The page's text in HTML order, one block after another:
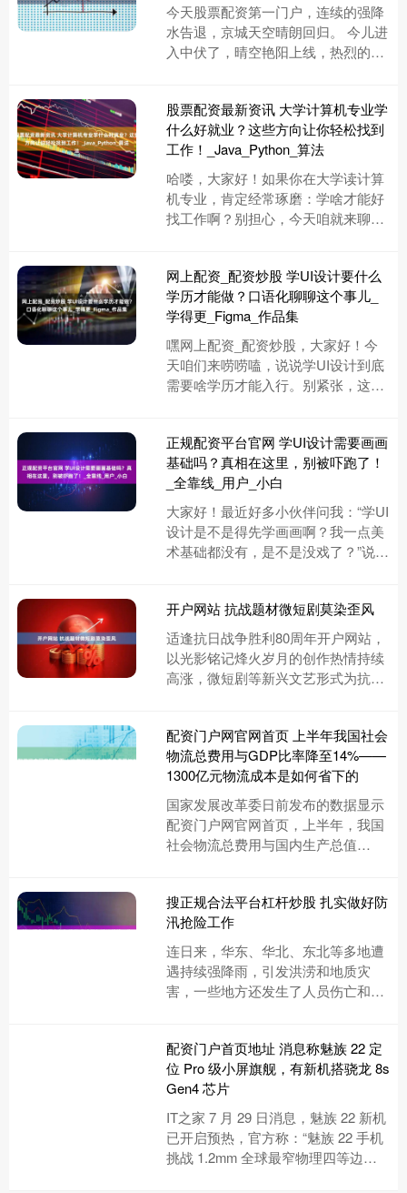
今天股票配资第一门户，连续的强降
水告退，京城天空晴朗回归。 今儿进
入中伏了，晴空艳阳上线，热烈的阳
股票配资最新资讯 大学计算机专业学
什么好就业？这些方向让你轻松找到
工作！_Java_Python_算法
哈喽，大家好！如果你在大学读计算
机专业，肯定经常琢磨：学啥才能好
找工作啊？别担心，今天咱就来聊聊
课....
网上配资_配资炒股 学UI设计要什么
学历才能做？口语化聊聊这个事儿_
学得更_Figma_作品集
嘿网上配资_配资炒股，大家好！今
天咱们来唠唠嗑，说说学UI设计到底
需要啥学历才能入行。别紧张，这事
正规配资平台官网 学UI设计需要画画
基础吗？真相在这里，别被吓跑了！
_全靠线_用户_小白
大家好！最近好多小伙伴问我：“学UI
设计是不是得先学画画啊？我一点美
术基础都没有，是不是没戏了？”说实
开户网站 抗战题材微短剧莫染歪风
适逢抗日战争胜利80周年开户网站，
以光影铭记烽火岁月的创作热情持续
高涨，微短剧等新兴文艺形式为抗战
配资门户网官网首页 上半年我国社会
物流总费用与GDP比率降至14%——
1300亿元物流成本是如何省下的
国家发展改革委日前发布的数据显示
配资门户网官网首页，上半年，我国
社会物流总费用与国内生产总值
搜正规合法平台杠杆炒股 扎实做好防
汛抢险工作
连日来，华东、华北、东北等多地遭
遇持续强降雨，引发洪涝和地质灾
害，一些地方还发生了人员伤亡和财
工作....
配资门户首页地址 消息称魅族 22 定
位 Pro 级小屏旗舰，有新机搭骁龙 8s
Gen4 芯片
IT之家 7 月 29 日消息，魅族 22 新机
已开启预热，官方称：“魅族 22 手机
挑战 1.2mm 全球最窄物理四等边的